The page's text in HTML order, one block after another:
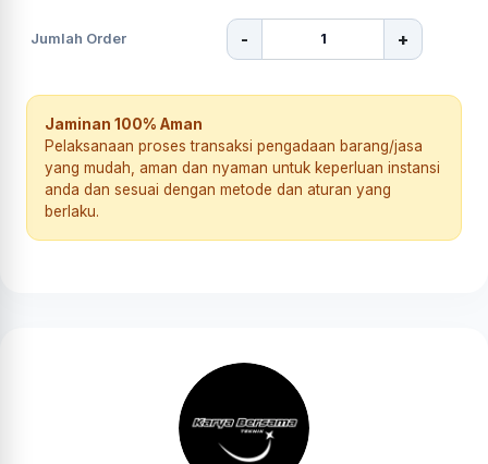
Jumlah Order - +
Jaminan 100% Aman
Pelaksanaan proses transaksi pengadaan barang/jasa
yang mudah, aman dan nyaman untuk keperluan instansi
anda dan sesuai dengan metode dan aturan yang
berlaku.